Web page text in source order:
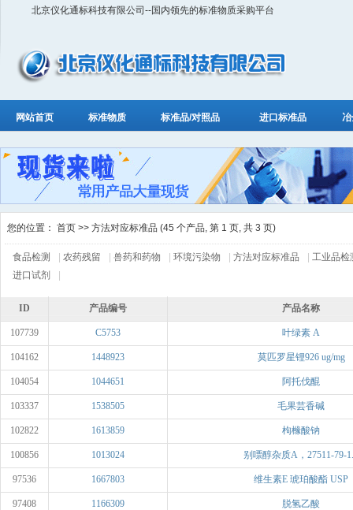
北京仪化通标科技有限公司--国内领先的标准物质采购平台
网站首页 标准物质 标准品/对照品 进口标准品
您的位置： 首页 >> 方法对应标准品 (45 个产品, 第 1 页, 共 3 页)
食品检测 农药残留 兽药和药物 环境污染物 方法对应标准品
工业品检
进口试剂
ID 产品编号 产品名称
107739 C5753 叶绿素 A
104162 1448923 莫匹罗星锂926 ug/mg
104054 1044651 阿托伐醌
103337 1538505 毛果芸香碱
102822 1613859 枸橼酸钠
100856 1013024 别嘌醇杂质A，27511-79-
97536 1667803 维生素E 琥珀酸酯 USP
97408 1166309 脱氢乙酸